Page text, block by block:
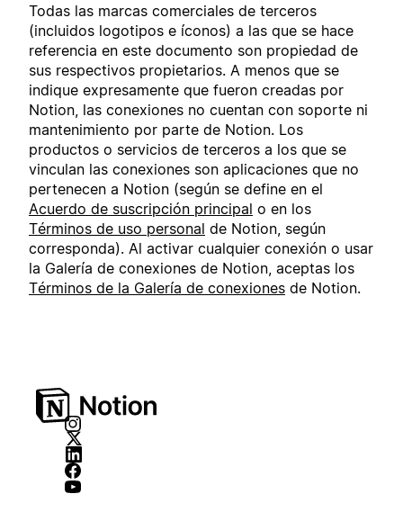
Todas las marcas comerciales de terceros
(incluidos logotipos e íconos) a las que se hace
referencia en este documento son propiedad de
sus respectivos propietarios. A menos que se
indique expresamente que fueron creadas por
Notion, las conexiones no cuentan con soporte ni
mantenimiento por parte de Notion. Los
productos o servicios de terceros a los que se
vinculan las conexiones son aplicaciones que no
pertenecen a Notion (según se define en el
Acuerdo de suscripción principal o en los
Términos de uso personal de Notion, según
corresponda). Al activar cualquier conexión o usar
la Galería de conexiones de Notion, aceptas los
Términos de la Galería de conexiones de Notion.